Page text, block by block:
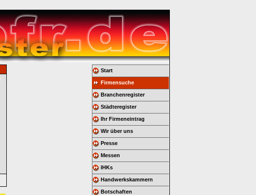
Start
Firmensuche
Branchenregister
Städteregister
Ihr Firmeneintrag
Wir über uns
Presse
Messen
IHKs
Handwerkskammern
Botschaften